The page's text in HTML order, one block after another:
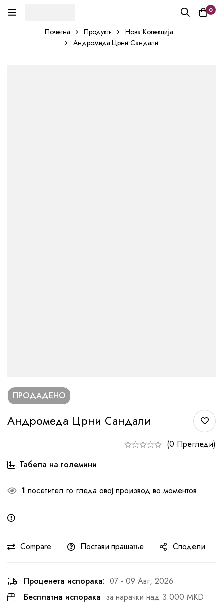
0
Почетна Продукти
Нова Колекција
Андромеда Црни Сандали
ПРОДАДЕНО
Андромеда Црни Сандали
(0 Прегледи)
Табела на големини
1 посетител го гледа овој производ во моментов
Compare Постави прашање Сподели
Проценета испорака: 07 - 09 Авг, 2026
Бесплатна испорака за нарачки над 3.000 MKD